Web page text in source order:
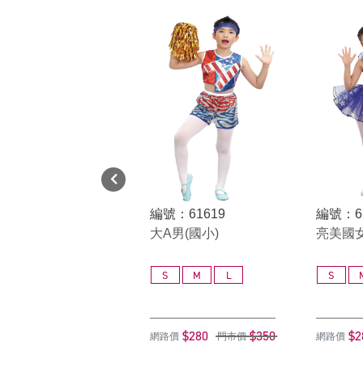
編號：61619
大A男(國小)
S M L
網路價 $280 門市價 $350
編號：
亮美國
S
網路價